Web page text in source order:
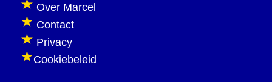
Over Marcel
Contact
Privacy
Cookiebeleid